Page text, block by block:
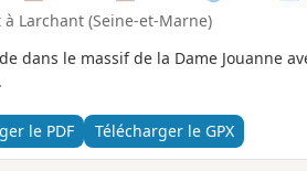
à Larchant (Seine-et-Marne)
dans le massif de la Dame Jouanne
le PDF Télécharger le GPX